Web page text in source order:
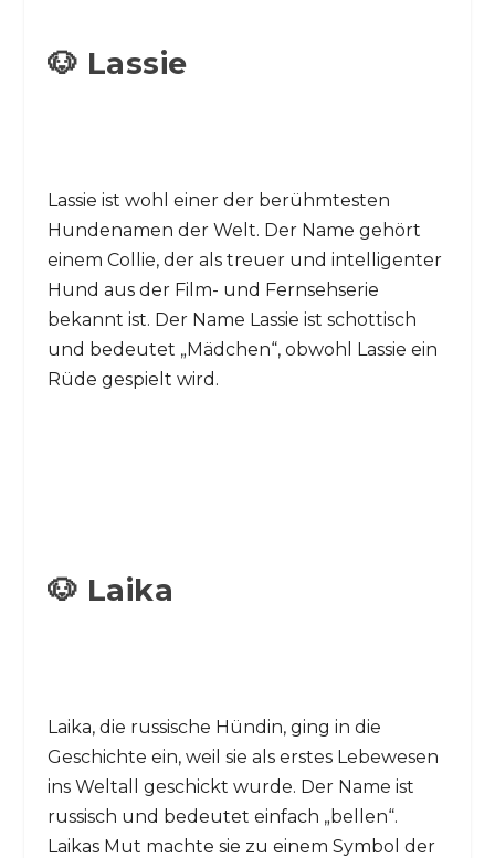
🐶 Lassie
Lassie ist wohl einer der berühmtesten
Hundenamen der Welt. Der Name gehört
einem Collie, der als treuer und intelligenter
Hund aus der Film- und Fernsehserie
bekannt ist. Der Name Lassie ist schottisch
und bedeutet „Mädchen“, obwohl Lassie ein
Rüde gespielt wird.
🐶 Laika
Laika, die russische Hündin, ging in die
Geschichte ein, weil sie als erstes Lebewesen
ins Weltall geschickt wurde. Der Name ist
russisch und bedeutet einfach „bellen“.
Laikas Mut machte sie zu einem Symbol der